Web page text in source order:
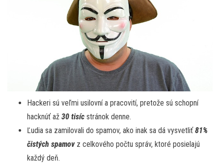
Hackeri sú veľmi usilovní a pracovití, pretože sú schopní
hacknúť až 30 tisíc stránok denne.
Ľudia sa zamilovali do spamov, ako inak sa dá vysvetliť81%
čistých spamovz celkového počtu správ, ktoré posielajú
každý deň.